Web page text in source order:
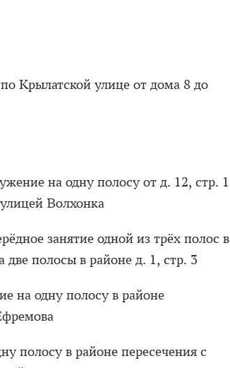
Крылатской улице от дома 8 до
на одну полосу от д. 12, стр. 1
Волхонка
занятие одной из трёх полос в
полосы в районе д. 1, стр. 3
на одну полосу в районе
полосу в районе пересечения с